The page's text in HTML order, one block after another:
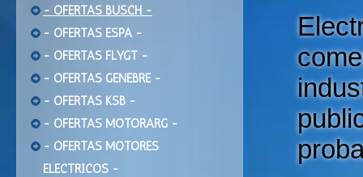
- OFERTAS BUSCH -
- OFERTAS ESPA -
- OFERTAS FLYGT -
- OFERTAS GENEBRE -
- OFERTAS KSB -
- OFERTAS MOTORARG -
- OFERTAS MOTORES
ELECTRICOS -